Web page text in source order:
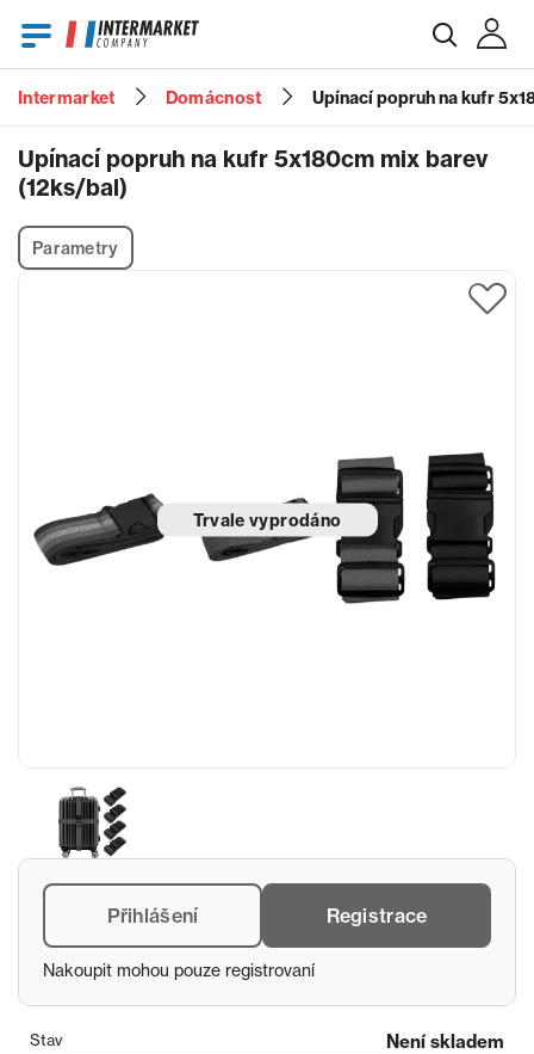
Heslo
Intermarket Domácnost Upínací popruh na kufr
Upínací popruh na kufr 5x180cm mix barev
(12ks/bal)
Parametry
Trvale vyprodáno
Přihlášení Registrace
Nakoupit mohou pouze registrovaní
Stav Není skladem